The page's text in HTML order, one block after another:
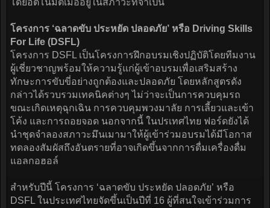
โดยอัตโนมัติเมื่ออยู่ในสภาวะที่จำเป็น
โครงการ ‘ฉลาดขับ ประหยัด ปลอดภัย’ หรือ Driving Skills
For Life (DSFL)
โครงการ DSFL เป็นโครงการฝึกอบรมเชิงปฏิบัติโดยทีมงาน
ผู้เชี่ยวชาญพร้อมให้ความรู้แก่ผู้เข้าอบรมเพื่อเสริมสร้าง
ทักษะการขับขี่อย่างถูกต้องและปลอดภัย โดยหลักสูตรดัง
กล่าวได้รวบรวมเทคนิคต่างๆ ไม่ว่าจะเป็นการควบคุมรถ
ขณะเกิดเหตุฉุกเฉิน การควบคุมพวงมาลัย การเลี้ยวและเข้า
โค้ง และการถอยจอด นอกจากนี้ ในปรเทศไทย ฟอร์ดยังได้
นำชุดจำลองสภาวะมึนเมามาให้ผู้เข้าร่วมอบรมได้มีโอกาส
ทดลองสัมผัสถึงอันตรายที่อาจเกิดขึ้นจากการดื่มเครื่องดื่ม
แอลกอฮอล์
สำหรับปีนี้ โครงการ ‘ฉลาดขับ ประหยัด ปลอดภัย’ หรือ
DSFL ในประเทศไทยจัดขึ้นเป็นปีที่ 16 ผู้ที่สนใจเข้าร่วมการ